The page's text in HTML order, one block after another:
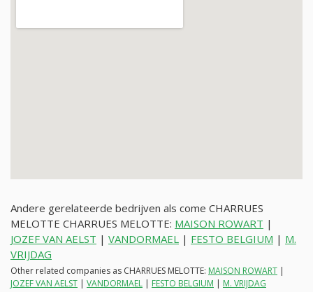
Andere gerelateerde bedrijven als come CHARRUES
MELOTTE CHARRUES MELOTTE: MAISON ROWART |
JOZEF VAN AELST | VANDORMAEL | FESTO BELGIUM | M.
VRIJDAG
Other related companies as CHARRUES MELOTTE: MAISON ROWART |
JOZEF VAN AELST | VANDORMAEL | FESTO BELGIUM | M. VRIJDAG